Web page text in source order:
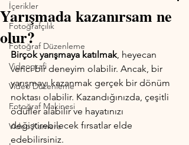
İçerikler
Fotoğrafçılık
Fotoğraf Düzenleme
Videografi
Video Düzenleme
Fotoğraf Makinesi
Video Kamera
Yarışmada kazanırsam ne
olur?
Birçok yarışmaya katılmak, heyecan
verici bir deneyim olabilir. Ancak, bir
yarışmayı kazanmak gerçek bir dönüm
noktası olabilir. Kazandığınızda, çeşitli
ödüller alabilir ve hayatınızı
değiştirebilecek fırsatlar elde
edebilirsiniz.